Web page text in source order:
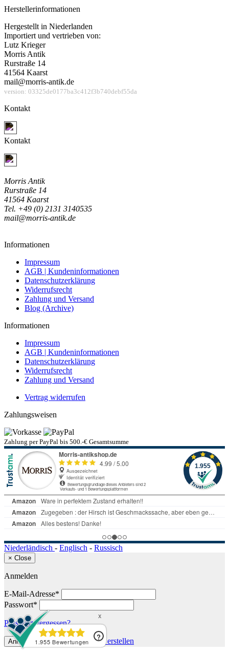
Herstellerinformationen
Hergestellt in Niederlanden
Importiert und vertrieben von:
Lutz Krieger
Morris Antik
Rurstraße 14
41564 Kaarst
mail@morris-antik.de
version: 03325de0177ba3c412f3b740debf55da
Kontakt
Kontakt
Morris Antik
Rurstraße 14
41564 Kaarst
Tel. +49 (0) 2131 3140535
mail@morris-antik.de
Informationen
Impressum
AGB | Kundeninformationen
Datenschutzerklärung
Widerrufsrecht
Zahlung und Versand
Blog (Archive)
Informationen
Impressum
AGB | Kundeninformationen
Datenschutzerklärung
Widerrufsrecht
Zahlung und Versand
Vertrag widerrufen
Zahlungsweisen
Zahlung per PayPal bis 500.-€ Gesamtsumme
Niederländisch - Englisch - Russisch
× Close
Anmelden
E-Mail-Adresse*
Passwort*
Passwort vergessen?
Anmelden oderneues Konto erstellen